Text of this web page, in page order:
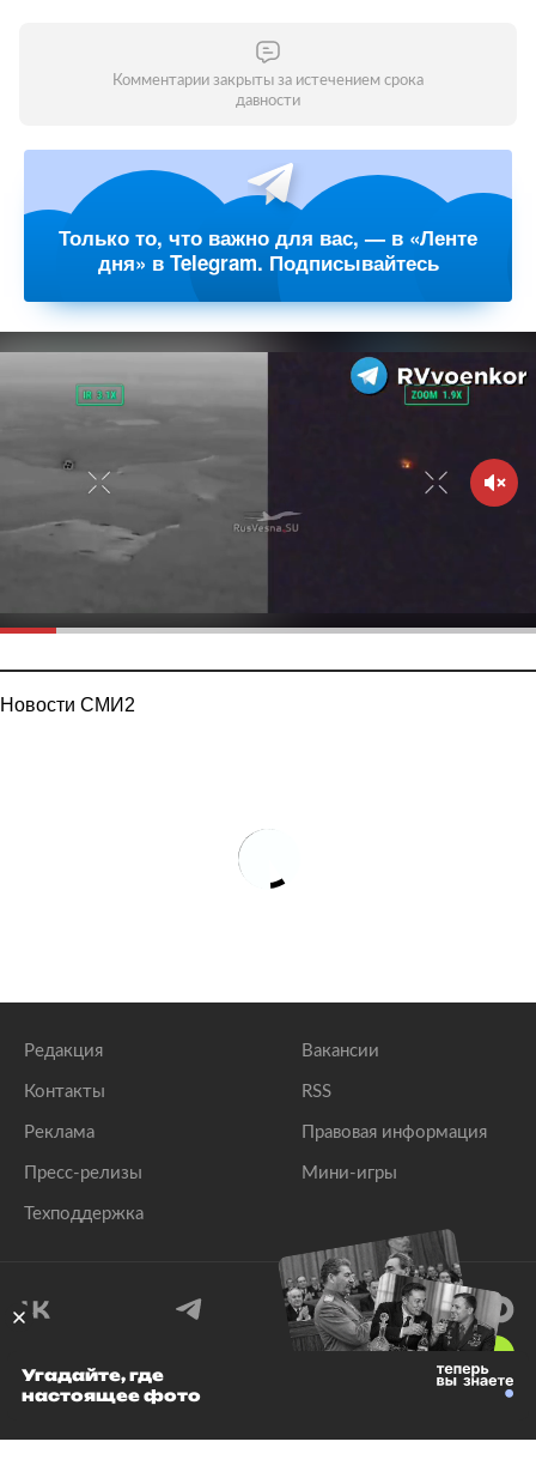
Комментарии закрыты за истечением срока
давности
Только то, что важно для вас, — в «Ленте
дня» в Telegram. Подписывайтесь
Новости СМИ2
Редакция
Контакты
Реклама
Пресс-релизы
Техподдержка
Вакансии
RSS
Правовая информация
Мини-игры
© 1999–2026 Все права защищены.
Угадайте, где
настоящее фото